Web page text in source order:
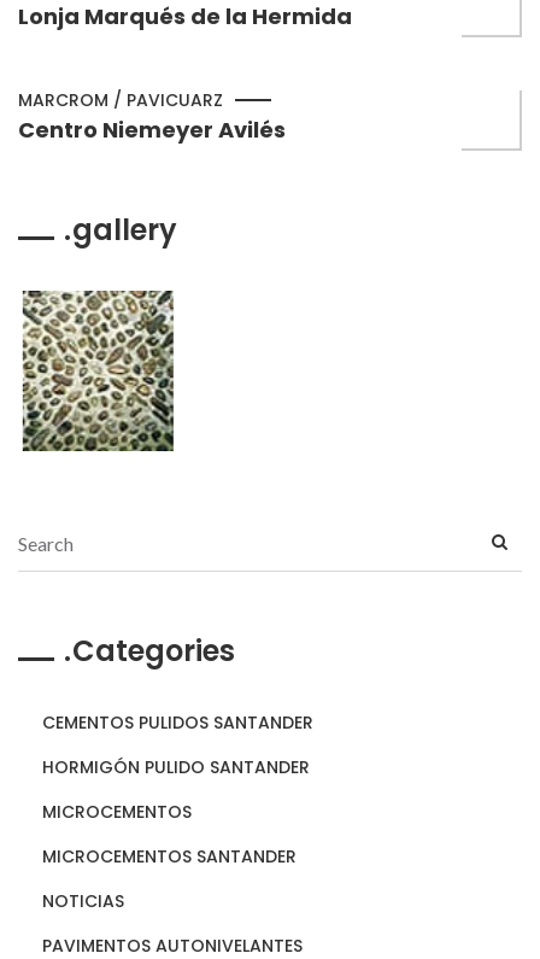
Lonja Marqués de la Hermida
MARCROM / PAVICUARZ
Centro Niemeyer Avilés
gallery
Categories
CEMENTOS PULIDOS SANTANDER
HORMIGÓN PULIDO SANTANDER
MICROCEMENTOS
MICROCEMENTOS SANTANDER
NOTICIAS
PAVIMENTOS AUTONIVELANTES